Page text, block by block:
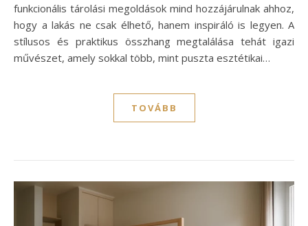
funkcionális tárolási megoldások mind hozzájárulnak ahhoz,
hogy a lakás ne csak élhető, hanem inspiráló is legyen. A
stílusos és praktikus összhang megtalálása tehát igazi
művészet, amely sokkal több, mint puszta esztétikai…
TOVÁBB